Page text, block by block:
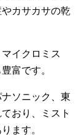
カサカサの乾
イクロミス
富です。
ソニック、東
おり、ミスト
ます。